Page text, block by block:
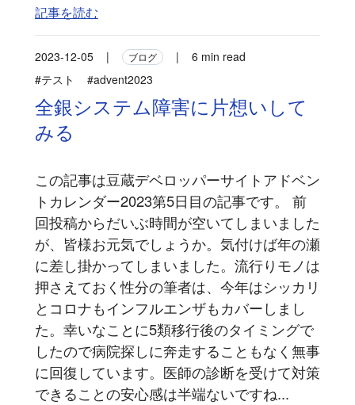
記事を読む
2023-12-05 | ブログ |
6 min read
#テスト
#advent2023
全銀システム障害に片想いして
みる
この記事は豆蔵デベロッパーサイトアドベン
トカレンダー2023第5日目の記事です。 前
回投稿からだいぶ時間が空いてしまいました
が、皆様お元気でしょうか。気付けば年の瀬
に差し掛かってしまいました。流行りモノは
押さえておく性分の筆者は、今年はシッカリ
とコロナもインフルエンザもカバーしまし
た。幸いなことに5類移行後のタイミングで
したので病院探しに奔走することもなく無事
に回復しています。医師の診断を受けて対策
できることの安心感は半端ないですね...